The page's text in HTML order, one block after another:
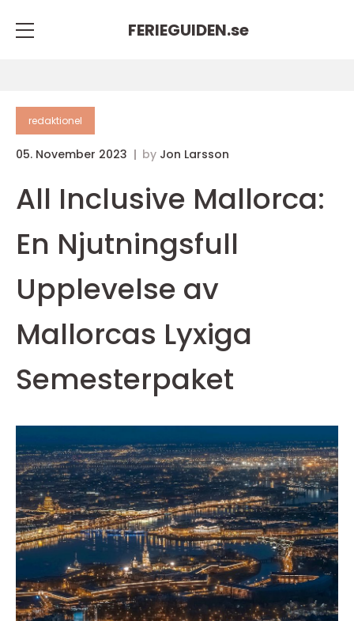
FERIEGUIDEN.se
redaktionel
05. November 2023 by Jon Larsson
All Inclusive Mallorca:
En Njutningsfull
Upplevelse av
Mallorcas Lyxiga
Semesterpaket